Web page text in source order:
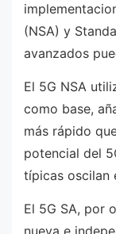
(NSA) y
avanzados
El 5G NSA
como base,
más rápido
potencial del
típicas oscilan
El 5G SA, por
nueva e